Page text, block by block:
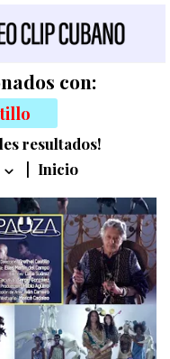
con:
resultados!
Inicio